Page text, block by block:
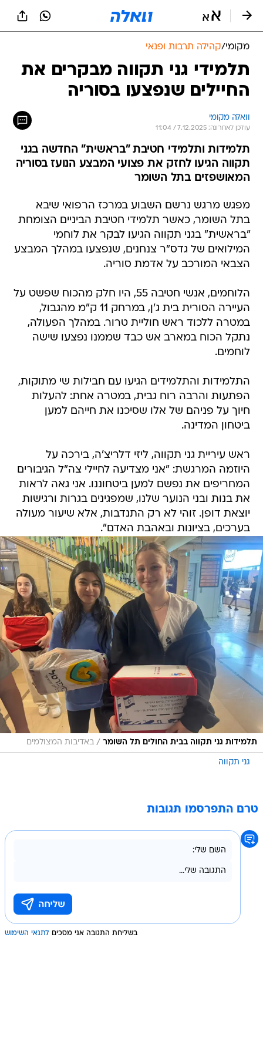
מקומי/קהילה תרבות ופנאי
תלמידי גני תקווה מבקרים את
החיילים שנפצעו בסוריה
וואלה מקומי
עודכן לאחרונה: 7.12.2025 / 11:04
תלמידות ותלמידי חטיבת "בראשית" החדשה בגני
תקווה הגיעו לחזק את פצועי המבצע הנועז בסוריה
המאושפזים בתל השומר
מפגש מרגש נרשם השבוע במרכז הרפואי שיבא
בתל השומר, כאשר תלמידי חטיבת הביניים הצומחת
"בראשית" בגני תקווה הגיעו לבקר את לוחמי
המילואים של גדס"ר צנחנים, שנפצעו במהלך המבצע
הצבאי המורכב על אדמת סוריה.
הלוחמים, אנשי חטיבה 55, היו חלק מהכוח שפשט על
העיירה הסורית בית ג'ן, במרחק 11 ק"מ מהגבול,
במטרה ללכוד ראש חוליית טרור. במהלך הפעולה,
נתקל הכוח במארב אש כבד שממנו נפצעו שישה
לוחמים.
התלמידות והתלמידים הגיעו עם חבילות שי מתוקות,
הפתעות והרבה רוח גבית, במטרה אחת: להעלות
חיוך על פניהם של אלו שסיכנו את חייהם למען
ביטחון המדינה.
ראש עיריית גני תקווה, ליזי דלריצ'ה, בירכה על
היוזמה המרגשת: "אני מצדיעה לחיילי צה"ל הגיבורים
המחריפים את נפשם למען ביטחוננו. אני גאה לראות
את בנות ובני הנוער שלנו, שמפגינים בגרות ורגישות
יוצאת דופן. זוהי לא רק התנדבות, אלא שיעור מעולה
בערכים, בציונות ובאהבת האדם".
תלמידות גני תקווה בבית החולים תל השומר / באדיבות המצולמים
גני תקווה
טרם התפרסמו תגובות
בשליחת התגובה אני מסכים לתנאי השימוש